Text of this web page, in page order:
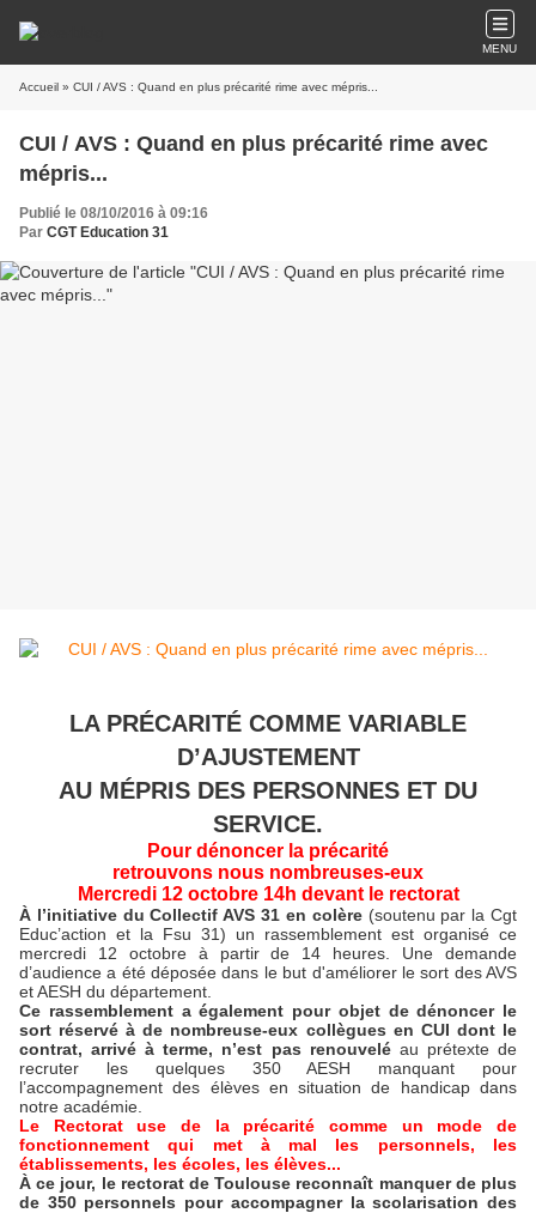
MENU
Accueil » CUI / AVS : Quand en plus précarité rime avec mépris...
CUI / AVS : Quand en plus précarité rime avec
mépris...
Publié le 08/10/2016 à 09:16
Par CGT Education 31
LA PRÉCARITÉ COMME VARIABLE
D’AJUSTEMENT
AU MÉPRIS DES PERSONNES ET DU
SERVICE.
Pour dénoncer la précarité
retrouvons nous nombreuses-eux
Mercredi 12 octobre 14h devant le rectorat
À l’initiative du Collectif AVS 31 en colère(soutenu par la Cgt
Educ’action et la Fsu 31) un rassemblement est organisé ce
mercredi 12 octobre à partir de 14 heures. Une demande
d’audience a été déposée dans le but d'améliorer le sort des AVS
et AESH du département.
Ce rassemblement a également pour objet de dénoncer le
sort réservé à de nombreuse-eux collègues en CUI dont le
contrat, arrivé à terme, n’est pas renouveléau prétexte de
recruter les quelques 350 AESH manquant pour
l’accompagnement des élèves en situation de handicap dans
notre académie.
Le Rectorat use de la précarité comme un mode de
fonctionnement qui met à mal les personnels, les
établissements, les écoles, les élèves...
À ce jour, le rectorat de Toulouse reconnaît manquer de plus
de 350 personnels pour accompagner la scolarisation des